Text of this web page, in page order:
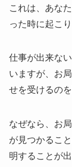
これは、あな
った時に起こ
仕事が出来な
いますが、お
せを受けるの
なぜなら、お
が見つかるこ
明することが